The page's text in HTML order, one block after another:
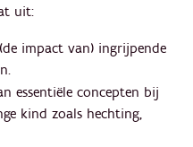
uit:
impact van) ingrijpende
essentiële concepten bij
kind zoals hechting,